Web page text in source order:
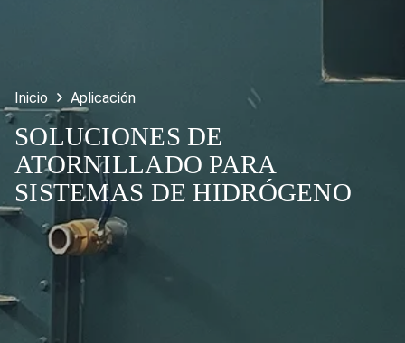
Inicio Aplicación
SOLUCIONES DE
ATORNILLADO PARA
SISTEMAS DE HIDRÓGENO